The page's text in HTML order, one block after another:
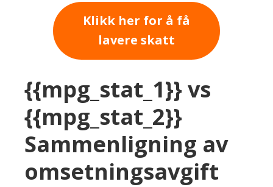
Klikk her for å få
lavere skatt
{{mpg_stat_1}} vs
{{mpg_stat_2}}
Sammenligning av
omsetningsavgift